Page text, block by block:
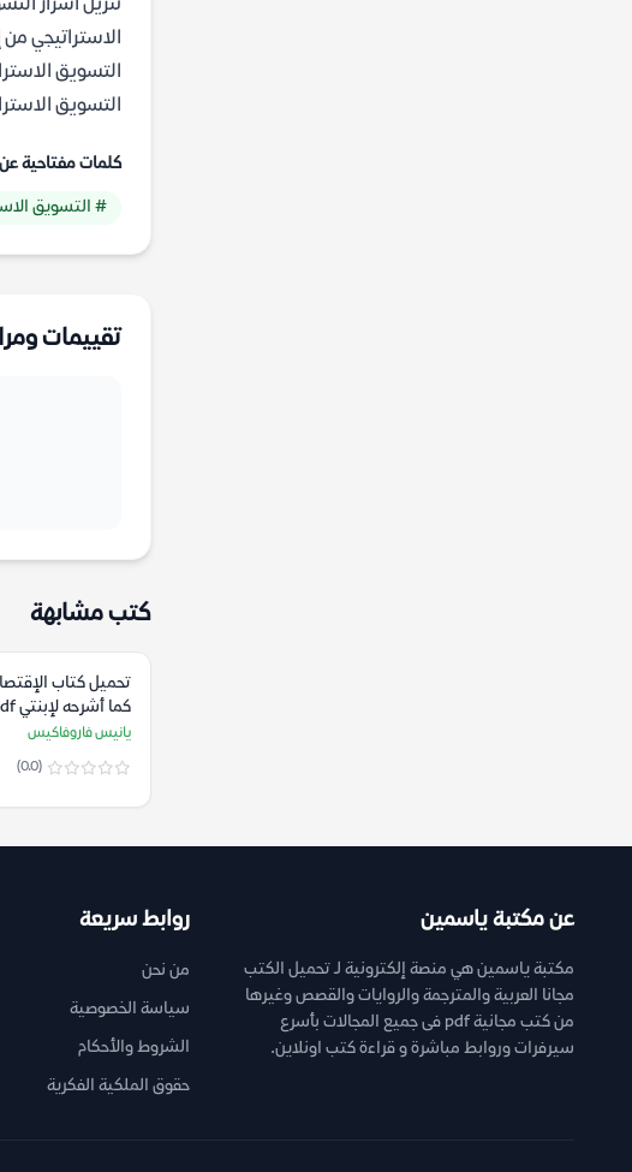
الاستراتيجي
التسويق
التسويق
كلمات مفتاحية
# التسويق
تقييمات
كتب مشابهة
تحميل كتاب
كما أشرحه لإبنتي pdf
يانيس فاروفاكيس
(0.0)
عن مكتبة ياسمين
مكتبة ياسمين هي منصة إلكترونية لـ تحميل الكتب
مجانا العربية والمترجمة والروايات والقصص وغيرها
من كتب مجانية pdf فى جميع المجالات بأسرع
سيرفرات وروابط مباشرة و قراءة كتب اونلاين.
روابط سريعة
من نحن
سياسة الخصوصية
الشروط والأحكام
حقوق الملكية الفكرية